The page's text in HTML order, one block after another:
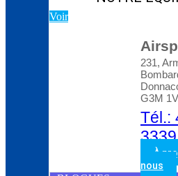
Voir
231,
G3M
Tél.:
3339
À
nous